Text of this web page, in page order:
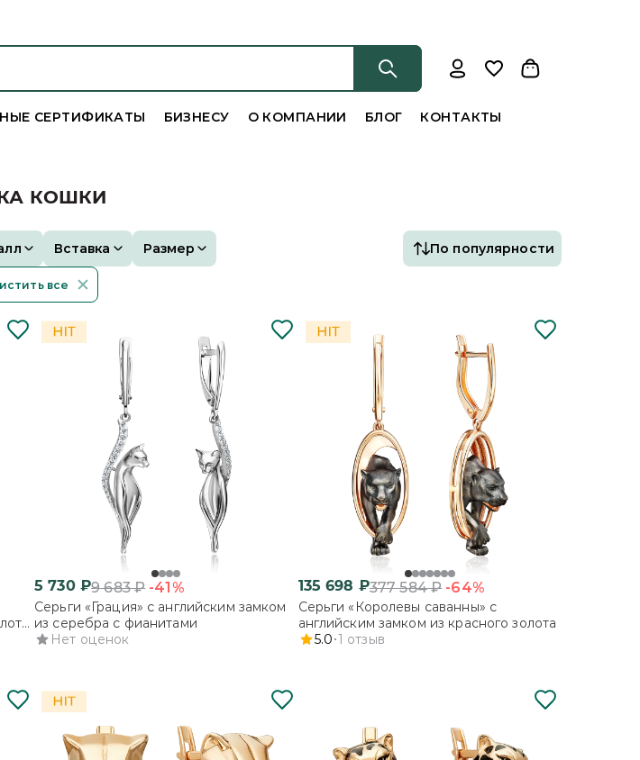
СЕРТИФИКАТЫ БИЗНЕСУ О КОМПАНИИ БЛОГ КОНТАКТЫ
КОШКИ
Вставка Размер По популярности
все
5 730₽9 683₽ -41%
Серьги «Грация» с английским замком
из серебра с фианитами
Нет оценок
135 698 ₽377 584₽ -64%
Серьги «Королевы саванны» с
английским замком из красного золота
5.0 1 отзыв